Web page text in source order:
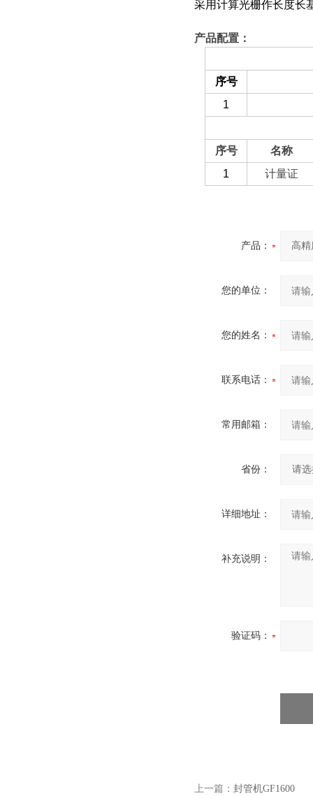
采用计算光栅作长度长
产品配置：
序号
1
序号
名称
1
计量证
产品：
您的单位：
您的姓名：
联系电话：
常用邮箱：
省份：
详细地址：
补充说明：
验证码：
上一篇： 封管机GF1600